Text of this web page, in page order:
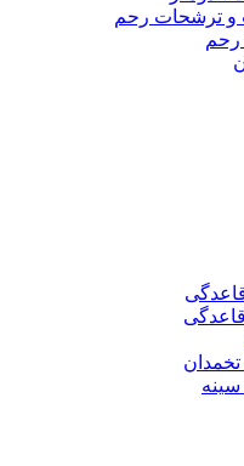
و ترشحات رحم
رحم